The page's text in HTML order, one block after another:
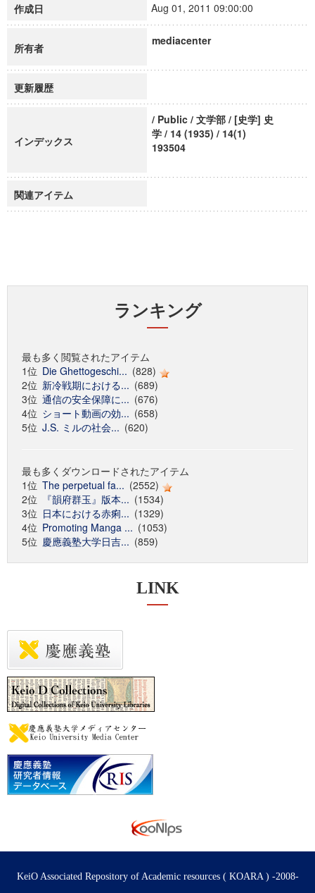
作成日 Aug 01, 2011 09:00:00
所有者
mediacenter
更新履歴
インデックス
/ Public / 文学部 / [史学] 史
学 / 14 (1935) / 14(1)
193504
関連アイテム
ランキング
最も多く閲覧されたアイテム
1位 Die Ghettogeschi... (828)
2位 新冷戦期における... (689)
3位 通信の安全保障に... (676)
4位 ショート動画の効... (658)
5位 J.S. ミルの社会... (620)
最も多くダウンロードされたアイテム
1位 The perpetual fa... (2552)
2位
『韻府群玉』版本... (1534)
3位 日本における赤痢... (1329)
4位 Promoting Manga ... (1053)
5位 慶應義塾大学日吉... (859)
LINK
KeiO Associated Repository of Academic resources ( KOARA ) -2008-